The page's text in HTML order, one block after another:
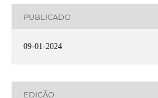
PUBLICADO
09-01-2024
EDIÇÃO